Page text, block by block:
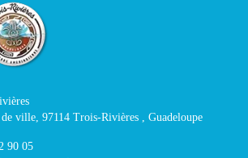
ville, 97114 Trois-Rivières , Guadeloupe
90 05